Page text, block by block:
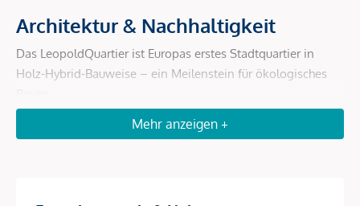
Architektur & Nachhaltigkeit
Das LeopoldQuartier ist Europas erstes Stadtquartier in
Holz-Hybrid-Bauweise – ein Meilenstein für ökologisches
Holz-Hybrid-Konstruktion:bis zu 80 % weniger CO²-
Mehr anzeigen +